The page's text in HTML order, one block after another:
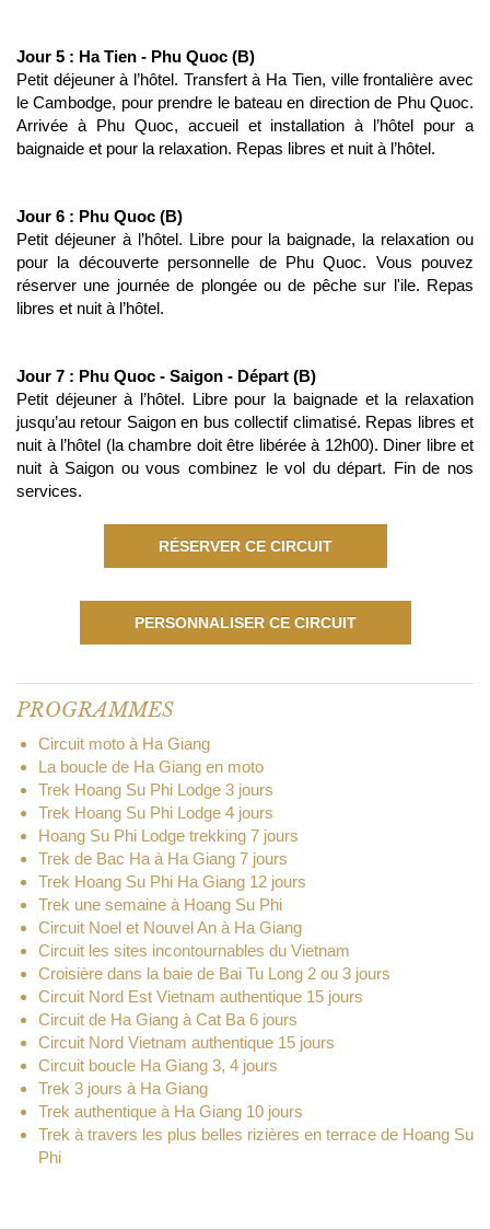
Jour 5 : Ha Tien - Phu Quoc (B)
Petit déjeuner à l’hôtel. Transfert à Ha Tien, ville frontalière avec
le Cambodge, pour prendre le bateau en direction de Phu Quoc.
Arrivée à Phu Quoc, accueil et installation à l’hôtel pour a
baignaide et pour la relaxation. Repas libres et nuit à l’hôtel.
Jour 6 : Phu Quoc (B)
Petit déjeuner à l’hôtel. Libre pour la baignade, la relaxation ou
pour la découverte personnelle de Phu Quoc. Vous pouvez
réserver une journée de plongée ou de pêche sur l'ile. Repas
libres et nuit à l’hôtel.
Jour 7 : Phu Quoc - Saigon - Départ (B)
Petit déjeuner à l’hôtel. Libre pour la baignade et la relaxation
jusqu’au retour Saigon en bus collectif climatisé. Repas libres et
nuit à l’hôtel (la chambre doit être libérée à 12h00). Diner libre et
nuit à Saigon ou vous combinez le vol du départ. Fin de nos
services.
RÉSERVER CE CIRCUIT
PERSONNALISER CE CIRCUIT
PROGRAMMES
Circuit moto à Ha Giang
La boucle de Ha Giang en moto
Trek Hoang Su Phi Lodge 3 jours
Trek Hoang Su Phi Lodge 4 jours
Hoang Su Phi Lodge trekking 7 jours
Trek de Bac Ha à Ha Giang 7 jours
Trek Hoang Su Phi Ha Giang 12 jours
Trek une semaine à Hoang Su Phi
Circuit Noel et Nouvel An à Ha Giang
Circuit les sites incontournables du Vietnam
Croisière dans la baie de Bai Tu Long 2 ou 3 jours
Circuit Nord Est Vietnam authentique 15 jours
Circuit de Ha Giang à Cat Ba 6 jours
Circuit Nord Vietnam authentique 15 jours
Circuit boucle Ha Giang 3, 4 jours
Trek 3 jours à Ha Giang
Trek authentique à Ha Giang 10 jours
Trek à travers les plus belles rizières en terrace de Hoang Su
Phi